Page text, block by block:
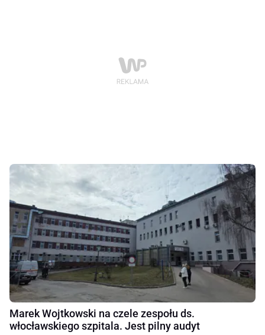
Marek Wojtkowski na czele zespołu ds.
włocławskiego szpitala. Jest pilny audyt